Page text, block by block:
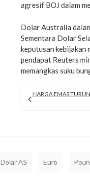
agresif BOJ dalam
Dolar Australia
Sementara Dolar
keputusan kebijakan
pendapat Reuters
memangkas suku
HARGA EMAS
Dolar AS Euro